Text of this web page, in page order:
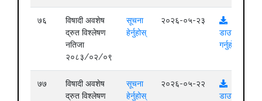
७६
विषादी अवशेष
द्रुत विश्लेषण
नतिजा
२०८३/०२/०९
सूचना
हेर्नुहोस्
२०२६-०५-२३
डाउनलोड
गर्नुहोस्
७७
विषादी अवशेष
द्रुत विश्लेषण
सूचना
हेर्नुहोस्
२०२६-०५-२२
डाउनलोड